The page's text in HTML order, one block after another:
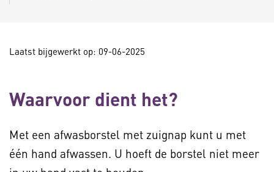
Laatst bijgewerkt op: 09-06-2025
Waarvoor dient het?
Met een afwasborstel met zuignap kunt u met
één hand afwassen. U hoeft de borstel niet meer